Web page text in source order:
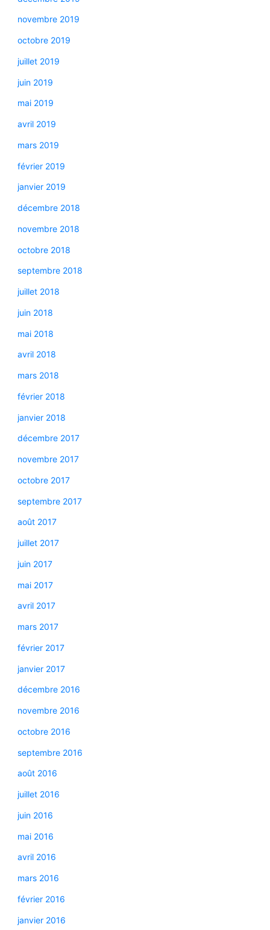
novembre 2019
octobre 2019
juillet 2019
juin 2019
mai 2019
avril 2019
mars 2019
février 2019
janvier 2019
décembre 2018
novembre 2018
octobre 2018
septembre 2018
juillet 2018
juin 2018
mai 2018
avril 2018
mars 2018
février 2018
janvier 2018
décembre 2017
novembre 2017
octobre 2017
septembre 2017
août 2017
juillet 2017
juin 2017
mai 2017
avril 2017
mars 2017
février 2017
janvier 2017
décembre 2016
novembre 2016
octobre 2016
septembre 2016
août 2016
juillet 2016
juin 2016
mai 2016
avril 2016
mars 2016
février 2016
janvier 2016